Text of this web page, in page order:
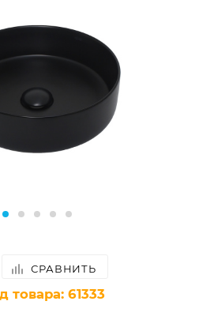
СРАВНИТЬ
товара: 61333